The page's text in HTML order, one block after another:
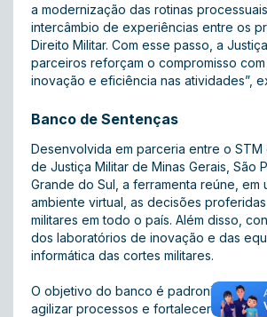
a modernização das rotinas
intercâmbio de experiências entre os
Direito Militar. Com esse passo, a
parceiros reforçam o compromisso com
inovação e eficiência nas atividades”,
Banco de Sentenças
Desenvolvida em parceria entre o STM
de Justiça Militar de Minas Gerais, São
Grande do Sul, a ferramenta reúne, em
ambiente virtual, as decisões
militares em todo o país. Além disso,
dos laboratórios de inovação e das
informática das cortes militares.
O objetivo do banco é padronizar
agilizar processos e fortalecer a